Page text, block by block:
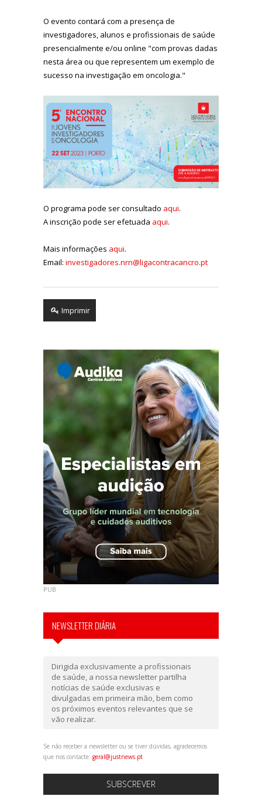
O evento contará com a presença de
investigadores, alunos e profissionais de saúde
presencialmente e/ou online "com provas dadas
nesta área ou que representem um exemplo de
sucesso na investigação em oncologia."
O programa pode ser consultado aqui.
A inscrição pode ser efetuada aqui.
Mais informações aqui.
Email: investigadores.nrn@ligacontracancro.pt
Imprimir
PUB
NEWSLETTER DIÁRIA
Dirigida exclusivamente a profissionais
de saúde, a nossa newsletter partilha
notícias de saúde exclusivas e
divulgadas em primeira mão, bem como
os próximos eventos relevantes que se
vão realizar.
Se não receber a newsletter ou se tiver dúvidas, agradecemos
que nos contacte: geral@justnews.pt
SUBSCREVER